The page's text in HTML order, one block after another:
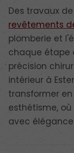
Des travaux
revêtements
plomberie et
chaque étape
précision
intérieur à
transformer
esthétisme,
avec